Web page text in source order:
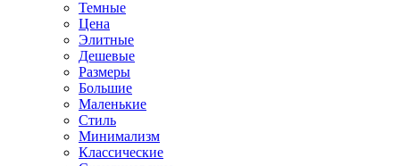
Темные
Цена
Элитные
Дешевые
Размеры
Большие
Маленькие
Стиль
Минимализм
Классические